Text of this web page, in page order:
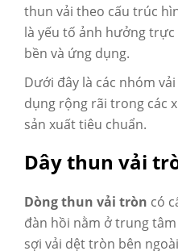
thun vải theo cấu trúc
là yếu tố ảnh hưởng
bền và ứng dụng.
Dưới đây là các nhóm
dụng rộng rãi trong các
sản xuất tiêu chuẩn.
Dây thun vải
Dòng thun vải tròn có
đàn hồi nằm ở trung
sợi vải dệt tròn bên